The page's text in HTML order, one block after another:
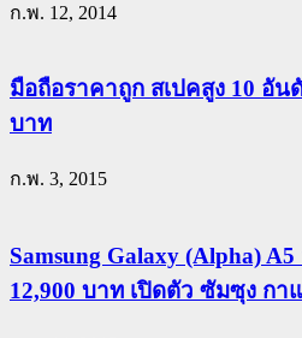
ก.พ. 12, 2014
มือถือราคาถูก สเปคสูง 10 อัน
บาท
ก.พ. 3, 2015
Samsung Galaxy (Alpha)
12,900 บาท เปิดตัว ซัมซุง กา